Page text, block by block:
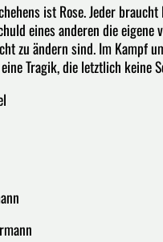
ist Rose. Jeder
eines anderen die
zu ändern sind. Im Kampf
Tragik, die letztlich keine